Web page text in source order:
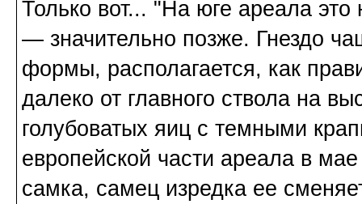
Только вот... "На юге ареала
— значительно позже. Гнездо
формы, располагается, как
далеко от главного ствола на
голубоватых яиц с темными
европейской части ареала в
самка, самец изредка ее